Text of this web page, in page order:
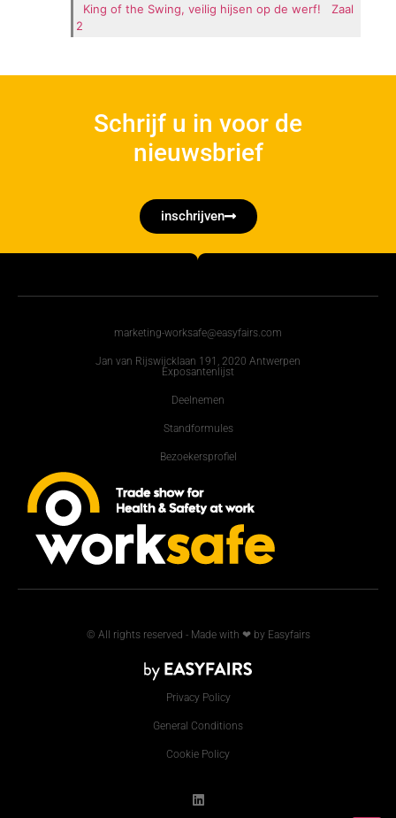
King of the Swing, veilig hijsen op de werf!
Zaal
2
Schrijf u in voor de
nieuwsbrief
inschrijven
marketing-worksafe@easyfairs.com
Jan van Rijswijcklaan 191, 2020 Antwerpen
Exposantenlijst
Deelnemen
Standformules
Bezoekersprofiel
© All rights reserved - Made with ❤ by Easyfairs
Privacy Policy
General Conditions
Cookie Policy